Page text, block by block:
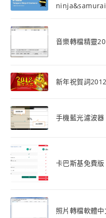
ninja&samurai
音樂轉檔精靈
新年祝賀詞
手機藍光濾波
卡巴斯基免費
照片轉檔軟體